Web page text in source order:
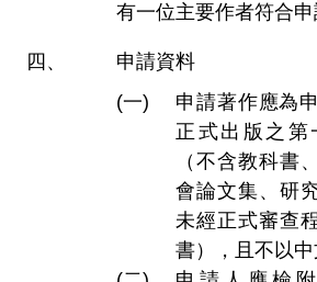
有一位主要作者符合申
申請資料
申請著作應為
正式出版之第
（不含教科書
會論文集、研
未經正式審查
書），且不以中